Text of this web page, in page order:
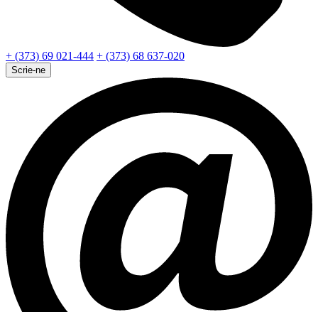
+ (373) 69 021-444 + (373) 68 637-020
Scrie-ne